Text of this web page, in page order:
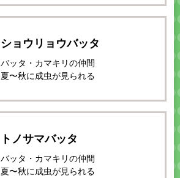
ショウリョウバッタ
バッタ・カマキリの仲間
夏〜秋に成虫が見られる
トノサマバッタ
バッタ・カマキリの仲間
夏〜秋に成虫が見られる